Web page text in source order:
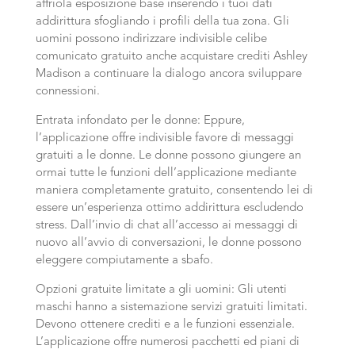
affriola esposizione base inserendo i tuoi dati
addirittura sfogliando i profili della tua zona. Gli
uomini possono indirizzare indivisible celibe
comunicato gratuito anche acquistare crediti Ashley
Madison a continuare la dialogo ancora sviluppare
connessioni.
Entrata infondato per le donne: Eppure,
l’applicazione offre indivisible favore di messaggi
gratuiti a le donne. Le donne possono giungere an
ormai tutte le funzioni dell’applicazione mediante
maniera completamente gratuito, consentendo lei di
essere un’esperienza ottimo addirittura escludendo
stress. Dall’invio di chat all’accesso ai messaggi di
nuovo all’avvio di conversazioni, le donne possono
eleggere compiutamente a sbafo.
Opzioni gratuite limitate a gli uomini: Gli utenti
maschi hanno a sistemazione servizi gratuiti limitati.
Devono ottenere crediti e a le funzioni essenziale.
L’applicazione offre numerosi pacchetti ed piani di